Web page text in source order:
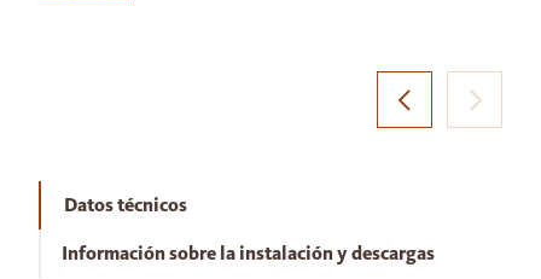
Datos técnicos
Información sobre la instalación y descargas